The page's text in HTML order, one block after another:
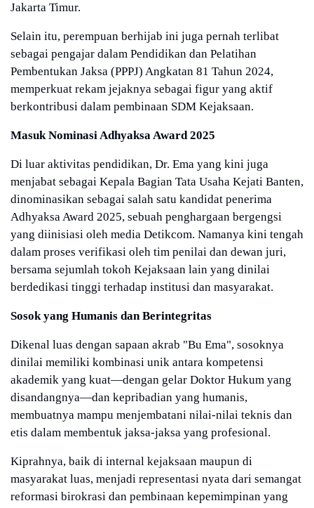
Jakarta Timur.
Selain itu, perempuan berhijab ini juga pernah terlibat
sebagai pengajar dalam Pendidikan dan Pelatihan
Pembentukan Jaksa (PPPJ) Angkatan 81 Tahun 2024,
memperkuat rekam jejaknya sebagai figur yang aktif
berkontribusi dalam pembinaan SDM Kejaksaan.
Masuk Nominasi Adhyaksa Award 2025
Di luar aktivitas pendidikan, Dr. Ema yang kini juga
menjabat sebagai Kepala Bagian Tata Usaha Kejati Banten,
dinominasikan sebagai salah satu kandidat penerima
Adhyaksa Award 2025, sebuah penghargaan bergengsi
yang diinisiasi oleh media Detikcom. Namanya kini tengah
dalam proses verifikasi oleh tim penilai dan dewan juri,
bersama sejumlah tokoh Kejaksaan lain yang dinilai
berdedikasi tinggi terhadap institusi dan masyarakat.
Sosok yang Humanis dan Berintegritas
Dikenal luas dengan sapaan akrab "Bu Ema", sosoknya
dinilai memiliki kombinasi unik antara kompetensi
akademik yang kuat—dengan gelar Doktor Hukum yang
disandangnya—dan kepribadian yang humanis,
membuatnya mampu menjembatani nilai-nilai teknis dan
etis dalam membentuk jaksa-jaksa yang profesional.
Kiprahnya, baik di internal kejaksaan maupun di
masyarakat luas, menjadi representasi nyata dari semangat
reformasi birokrasi dan pembinaan kepemimpinan yang